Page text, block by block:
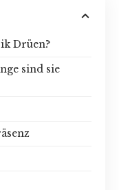
Drüen?
sind sie